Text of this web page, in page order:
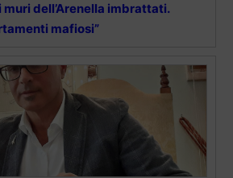
muri dell’Arenella imbrattati.
mafiosi”